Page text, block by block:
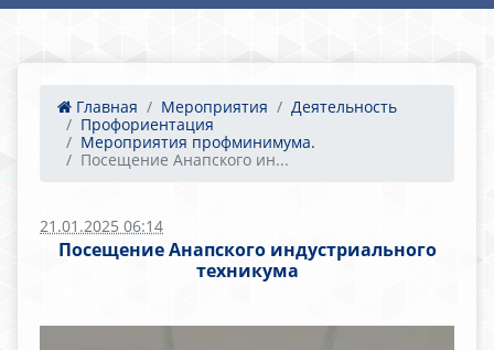
Главная Мероприятия
Деятельность
Профориентация
Мероприятия профминимума.
Посещение Анапского ин...
21.01.2025 06:14
Посещение Анапского индустриального
техникума